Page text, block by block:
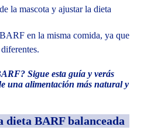
la mascota y ajustar la dieta
en la misma comida, ya que
Sigue esta guía y verás
una alimentación más natural y
dieta BARF balanceada